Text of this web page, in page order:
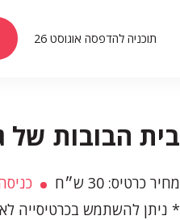
תוכניה להדפסה אוגוסט 26
בית הבובות של
מחיר כרטיס: 30 ש״ח
ניתן להשתמש בכרטיסייה